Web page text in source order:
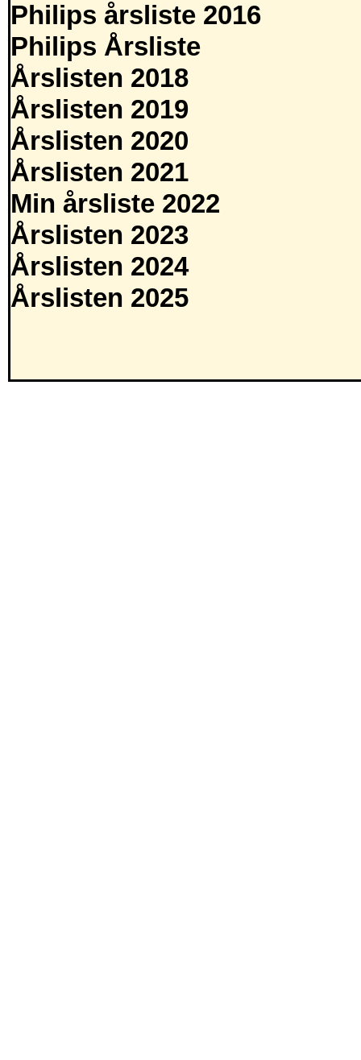
Philips årsliste 2016
Philips Årsliste
Årslisten 2018
Årslisten 2019
Årslisten 2020
Årslisten 2021
Min årsliste 2022
Årslisten 2023
Årslisten 2024
Årslisten 2025